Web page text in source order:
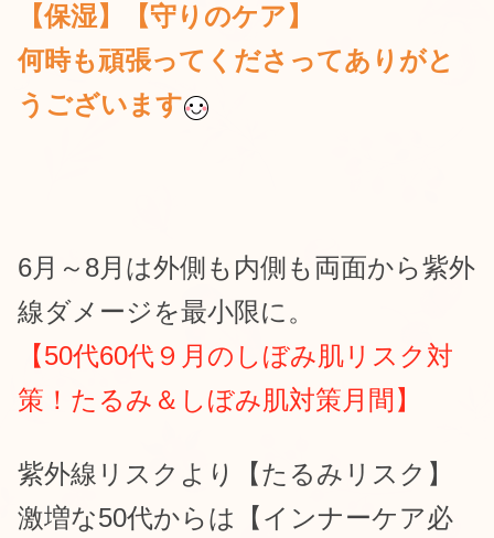
【保湿】【守りのケア】
何時も頑張ってくださってありがと
うございます
6月～8月は外側も内側も両面から紫外
線ダメージを最小限に。
【50代60代９月のしぼみ肌リスク対
策！たるみ＆しぼみ肌対策月間】
紫外線リスクより【たるみリスク】
激増な50代からは【インナーケア必